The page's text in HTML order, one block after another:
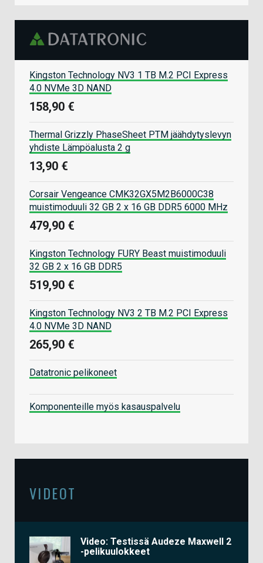
Kingston Technology NV3 1 TB M.2 PCI Express
4.0 NVMe 3D NAND
158,90 €
Thermal Grizzly PhaseSheet PTM jäähdytyslevyn
yhdiste Lämpöalusta 2 g
13,90 €
Corsair Vengeance CMK32GX5M2B6000C38
muistimoduuli 32 GB 2 x 16 GB DDR5 6000 MHz
479,90 €
Kingston Technology FURY Beast muistimoduuli
32 GB 2 x 16 GB DDR5
519,90 €
Kingston Technology NV3 2 TB M.2 PCI Express
4.0 NVMe 3D NAND
265,90 €
Datatronic pelikoneet
Komponenteille myös kasauspalvelu
VIDEOT
Video: Testissä Audeze Maxwell 2
-pelikuulokkeet